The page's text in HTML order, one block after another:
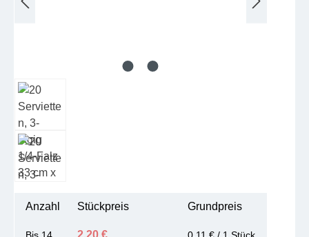
Anzahl Stückpreis Grundpreis
Bis 14 2,20 € 0,11 € / 1 Stück